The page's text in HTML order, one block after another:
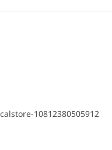
10812380505912